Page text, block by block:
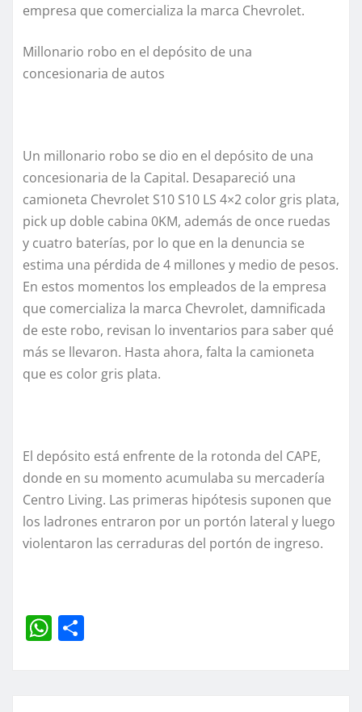
empresa que comercializa la marca Chevrolet.
Millonario robo en el depósito de una
concesionaria de autos
Un millonario robo se dio en el depósito de una
concesionaria de la Capital. Desapareció una
camioneta Chevrolet S10 S10 LS 4×2 color gris plata,
pick up doble cabina 0KM, además de once ruedas
y cuatro baterías, por lo que en la denuncia se
estima una pérdida de 4 millones y medio de pesos.
En estos momentos los empleados de la empresa
que comercializa la marca Chevrolet, damnificada
de este robo, revisan lo inventarios para saber qué
más se llevaron. Hasta ahora, falta la camioneta
que es color gris plata.
El depósito está enfrente de la rotonda del CAPE,
donde en su momento acumulaba su mercadería
Centro Living. Las primeras hipótesis suponen que
los ladrones entraron por un portón lateral y luego
violentaron las cerraduras del portón de ingreso.
W